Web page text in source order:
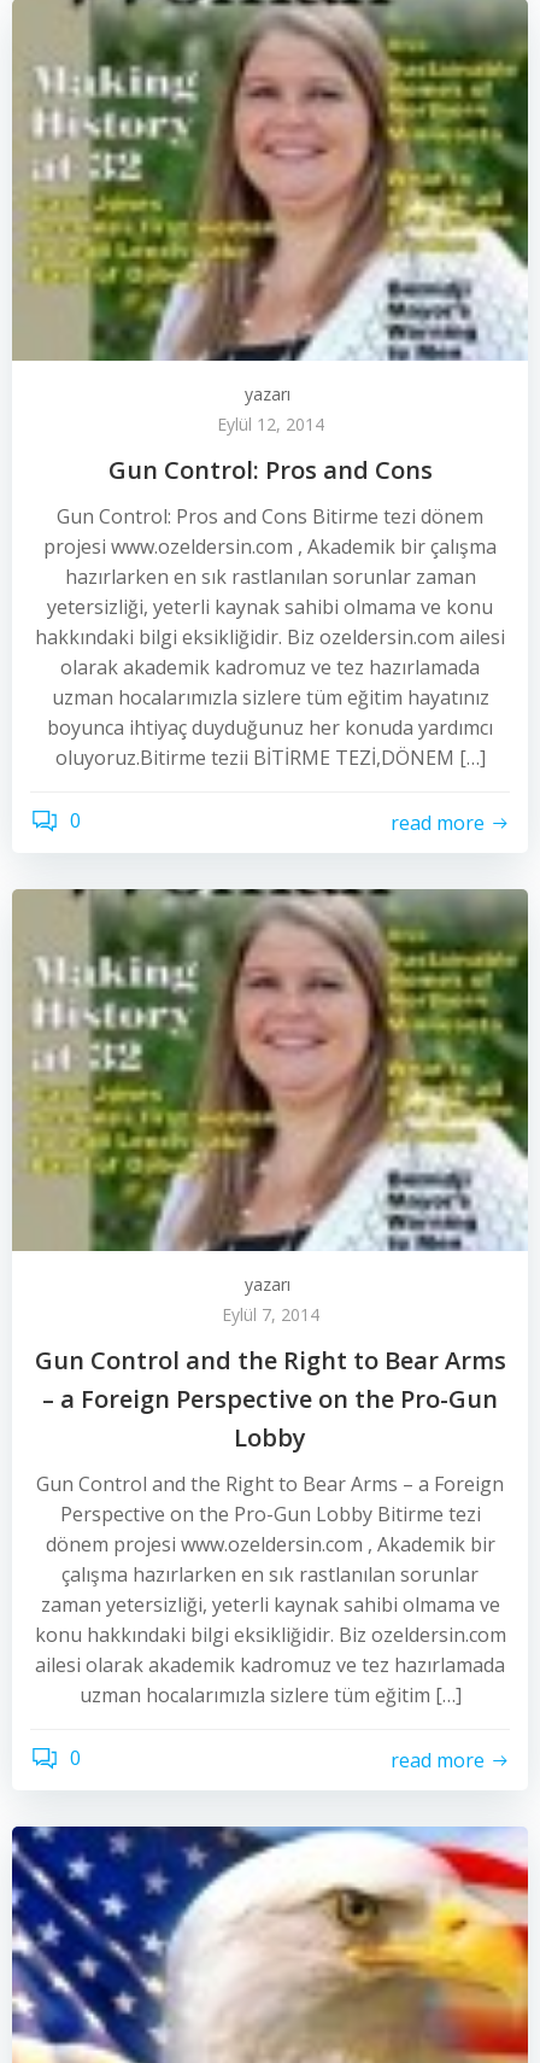
yazarı
Eylül 12, 2014
Gun Control: Pros and Cons
Gun Control: Pros and Cons Bitirme tezi dönem
projesi www.ozeldersin.com , Akademik bir çalışma
hazırlarken en sık rastlanılan sorunlar zaman
yetersizliği, yeterli kaynak sahibi olmama ve konu
hakkındaki bilgi eksikliğidir. Biz ozeldersin.com ailesi
olarak akademik kadromuz ve tez hazırlamada
uzman hocalarımızla sizlere tüm eğitim hayatınız
boyunca ihtiyaç duyduğunuz her konuda yardımcı
oluyoruz.Bitirme tezii BİTİRME TEZİ,DÖNEM […]
0 read more
yazarı
Eylül 7, 2014
Gun Control and the Right to Bear Arms
– a Foreign Perspective on the Pro-Gun
Lobby
Gun Control and the Right to Bear Arms – a Foreign
Perspective on the Pro-Gun Lobby Bitirme tezi
dönem projesi www.ozeldersin.com , Akademik bir
çalışma hazırlarken en sık rastlanılan sorunlar
zaman yetersizliği, yeterli kaynak sahibi olmama ve
konu hakkındaki bilgi eksikliğidir. Biz ozeldersin.com
ailesi olarak akademik kadromuz ve tez hazırlamada
uzman hocalarımızla sizlere tüm eğitim […]
0 read more